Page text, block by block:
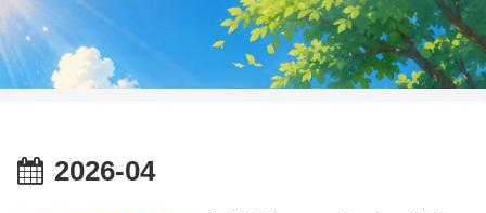
2026-04